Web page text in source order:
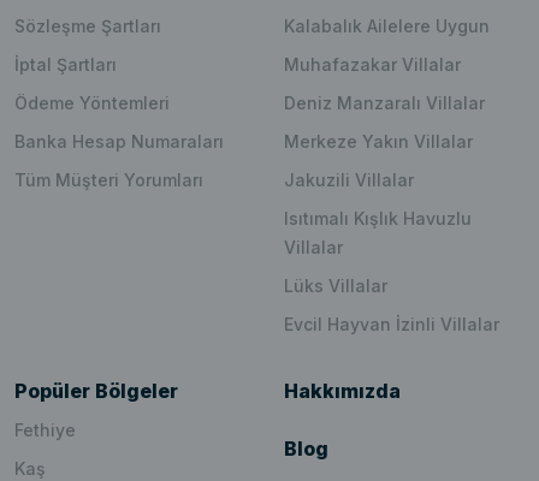
Sözleşme Şartları
İptal Şartları
Ödeme Yöntemleri
Banka Hesap Numaraları
Tüm Müşteri Yorumları
Kalabalık Ailelere Uygun
Muhafazakar Villalar
Deniz Manzaralı Villalar
Merkeze Yakın Villalar
Jakuzili Villalar
Isıtımalı Kışlık Havuzlu
Villalar
Lüks Villalar
Evcil Hayvan İzinli Villalar
Popüler Bölgeler
Fethiye
Kaş
Hakkımızda
Blog